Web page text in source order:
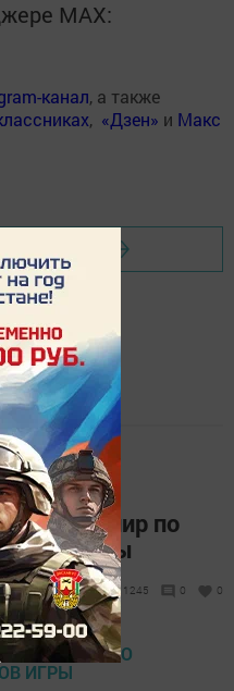
MАХ:
канал, а также
, «Дзен» и Макс
новости
турнир по
игры
1245 0 0